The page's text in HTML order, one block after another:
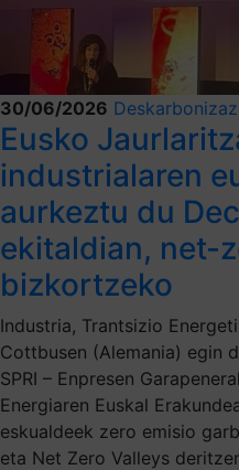
30/06/2026
Eusko
industrialaren
aurkeztu du
ekitaldian, net-
bizkortzeko
Industria, Trantsizio
Cottbusen (Alemania) egin
SPRI – Enpresen
Energiaren Euskal
eskualdeek zero emisio
eta Net Zero Valleys